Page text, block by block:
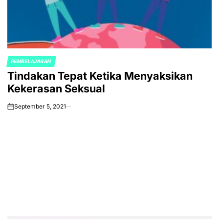
POSTED
IN
PEMBELAJARAN
Tindakan Tepat Ketika Menyaksikan
Kekerasan Seksual
onSeptember 5, 2021